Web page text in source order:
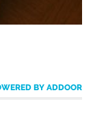
BY ADDOOR